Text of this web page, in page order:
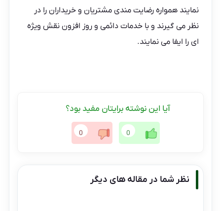
نمایند همواره رضایت مندی مشتریان و خریداران را در
نظر می گیرند و با خدمات دائمی و روز افزون نقش ویژه
ای را ایفا می نمایند.
آیا این نوشته برایتان مفید بود؟
0
0
نظر شما در مقاله های دیگر